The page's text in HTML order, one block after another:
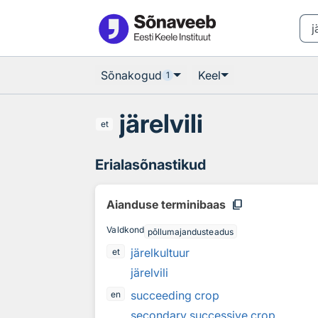
Sõnakogud 1 Keel
et järelvili
Erialasõnastikud
Aianduse terminibaas content_copy
Valdkond põllumajandusteadus
et
järelkultuur
järelvili
en
succeeding crop
secondary successive crop